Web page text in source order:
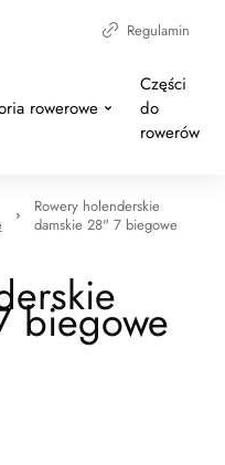
Regulamin
rowerowe
Części
do
rowerów
Rowery holenderskie
damskie 28" 7 biegowe
biegowe